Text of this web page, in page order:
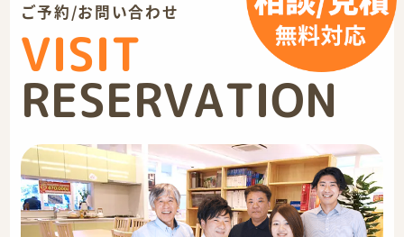
ご予約/お問い合わせ
VISIT
RESERVATION